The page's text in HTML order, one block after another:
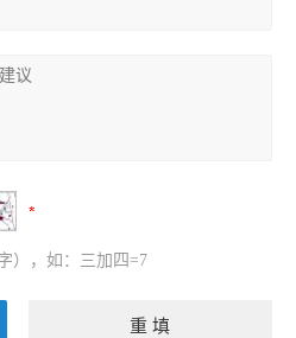
），如：三加四=7